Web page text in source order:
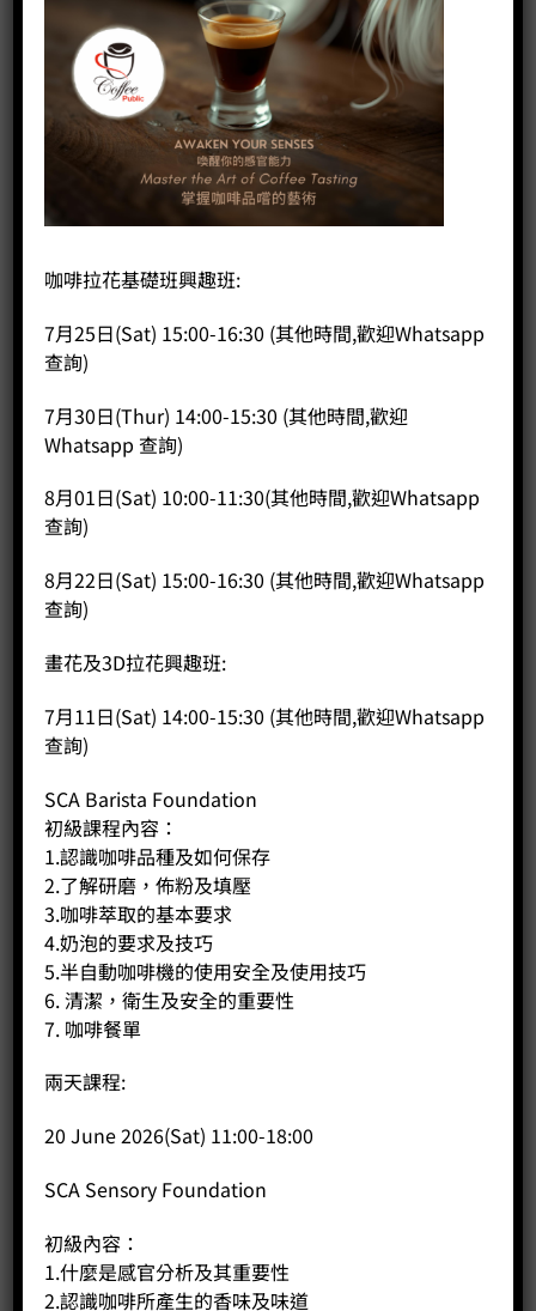
b)朱古力製作原理，品嚐不同材料製作的熱朱古力(Hot
Chocolate)及製作技巧示範和實習
c)雪泥果汁(Smoothies) 製作技巧示範及實習
L6：
a)奶泡製作(Milk Foaming)原理及示範(III)
泡沬咖啡(Cappuccino)和拉花(Latte Art)製作技巧示範及實習
b)咖啡室其他飲品製作技巧示範及實習
咖啡(Iced Cappuccino)
a)咖啡師形象與服務態度及處理投訴
b)認識不同種類的茶
c)考試示範及練習
L8：
考試
Course:
L1:
Coffee theory, coffee history, coffee botany, coffee
processing methods, brewing methods, coffee
roasting demonstration.
L2:
Coffee Tasting Skills and Grinding & Brewing Methods
Practical
French press, siphon pot, manual pour-over, and cold
brew coffee brewing methods.
L3:
Espresso Preparation Principles, Demonstration and
Practice
Daily cleaning and maintenance of semi-automatic
coffee machines, Coffee Special: SOE Espresso Tonic.
a) Principles and Demonstration of Milk Foaming (I)
b) Latte and Latte Art Production Skills Demonstration and
Practice (I)
c) Coffee Special: Dirty.
a) Principles and Demonstration of Milk Foaming (II)
Cappuccino and Latte Art Production Skills
Demonstration and Practice (II)
咖啡拉花基礎班興趣班:
7月25日(Sat) 15:00-16:30 (其他時間,歡迎Whatsapp
查詢)
7月30日(Thur) 14:00-15:30 (其他時間,歡迎
Whatsapp 查詢)
8月01日(Sat) 10:00-11:30(其他時間,歡迎Whatsapp
查詢)
8月22日(Sat) 15:00-16:30 (其他時間,歡迎Whatsapp
查詢)
畫花及3D拉花興趣班:
7月11日(Sat) 14:00-15:30 (其他時間,歡迎Whatsapp
查詢)
SCA Barista Foundation
初級課程內容：
1.認識咖啡品種及如何保存
2.了解研磨，佈粉及填壓
3.咖啡萃取的基本要求
4.奶泡的要求及技巧
5.半自動咖啡機的使用安全及使用技巧
6. 清潔，衛生及安全的重要性
7. 咖啡餐單
兩天課程:
20 June 2026(Sat) 11:00-18:00
SCA Sensory Foundation
初級內容：
1.什麼是感官分析及其重要性
2.認識咖啡所產生的香味及味道